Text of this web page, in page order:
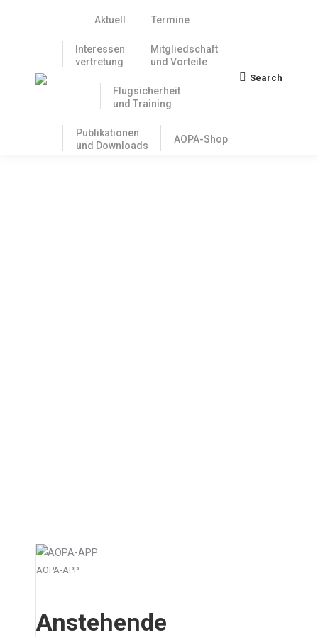
Aktuell Termine
Interessen
vertretung
Mitgliedschaft
und Vorteile
Flugsicherheit
und Training
Publikationen
und Downloads
AOPA-Shop
Search:
Search
AOPA-APP
Anstehende